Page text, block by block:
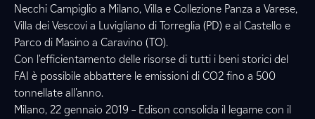
Necchi Campiglio a Milano, Villa e Collezione Panza a Varese,
Villa dei Vescovi a Luvigliano di Torreglia (PD) e al Castello e
Parco di Masino a Caravino (TO).
Con l'efficientamento delle risorse di tutti i beni storici del
FAI è possibile abbattere le emissioni di CO2 fino a 500
tonnellate all'anno.
Milano, 22 gennaio 2019 – Edison consolida il legame con il